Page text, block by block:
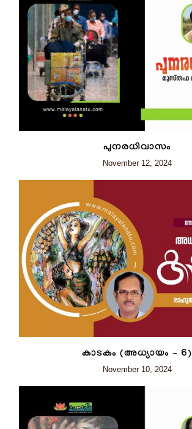
പുനരധിവാസം
November 12, 2024
കാടകം (അധ്യായം – 6)
November 10, 2024